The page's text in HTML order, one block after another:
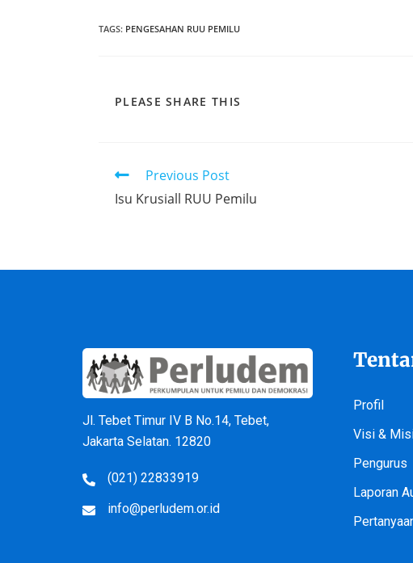
TAGS: PENGESAHAN RUU PEMILU
PLEASE SHARE THIS
Previous Post
Isu Krusiall RUU Pemilu
Jl. Tebet Timur IV B No.14, Tebet,
Jakarta Selatan. 12820
(021) 22833919
info@perludem.or.id
Profil
Visi &
Pengurus
Laporan